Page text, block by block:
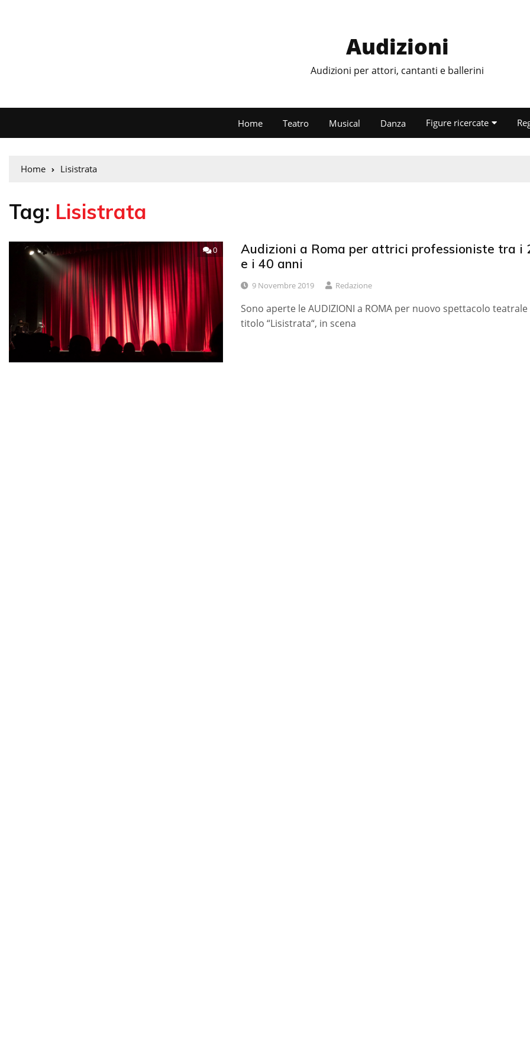
Audizioni
Audizioni per attori, cantanti e ballerini
Home Teatro Musical Danza Figure ricercate
Home Lisistrata
Tag: Lisistrata
0
Audizioni a Roma per attrici professioniste tra i
e i 40 anni
9 Novembre 2019 Redazione
Sono aperte le AUDIZIONI a ROMA per nuovo spettacolo
titolo “Lisistrata“, in scena